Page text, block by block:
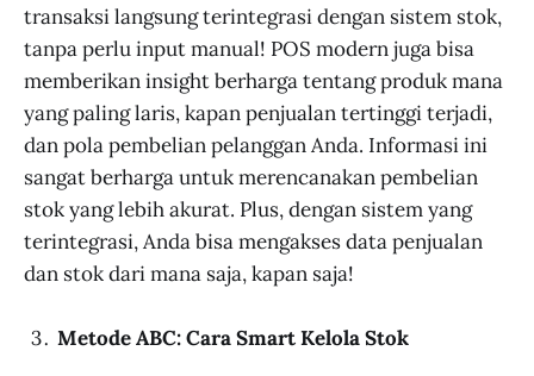
transaksi langsung terintegrasi dengan sistem stok,
tanpa perlu input manual! POS modern juga bisa
memberikan insight berharga tentang produk mana
yang paling laris, kapan penjualan tertinggi terjadi,
dan pola pembelian pelanggan Anda. Informasi ini
sangat berharga untuk merencanakan pembelian
stok yang lebih akurat. Plus, dengan sistem yang
terintegrasi, Anda bisa mengakses data penjualan
dan stok dari mana saja, kapan saja!
Metode ABC: Cara Smart Kelola Stok